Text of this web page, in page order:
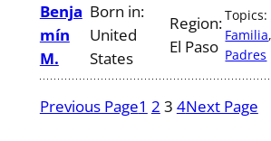
Benja
mín
M.
Born in:
United
States
Region:
El Paso
Topics:
Familia,
Padres
Previous Page1 2 3 4Next Page